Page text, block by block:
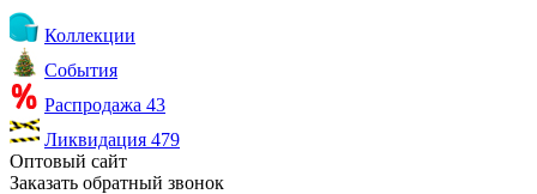
Коллекции
События
Распродажа 43
Ликвидация 479
Оптовый сайт
Заказать обратный звонок